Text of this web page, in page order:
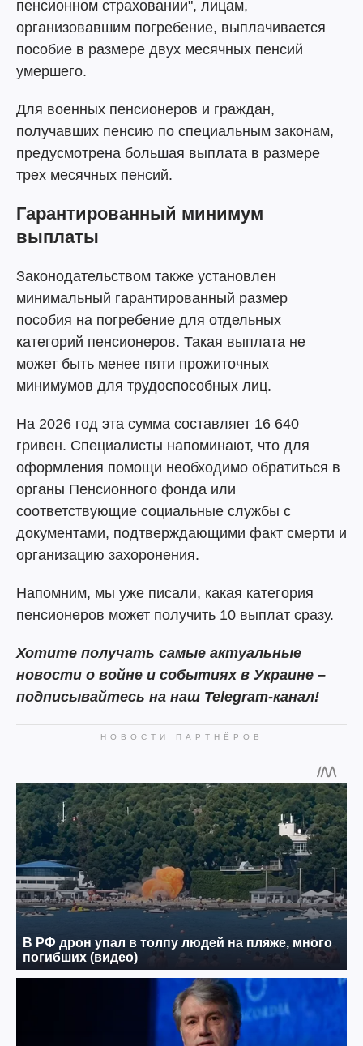
пенсионном страховании", лицам,
организовавшим погребение, выплачивается
пособие в размере двух месячных пенсий
умершего.
Для военных пенсионеров и граждан,
получавших пенсию по специальным законам,
предусмотрена большая выплата в размере
трех месячных пенсий.
Гарантированный минимум
выплаты
Законодательством также установлен
минимальный гарантированный размер
пособия на погребение для отдельных
категорий пенсионеров. Такая выплата не
может быть менее пяти прожиточных
минимумов для трудоспособных лиц.
На 2026 год эта сумма составляет 16 640
гривен. Специалисты напоминают, что для
оформления помощи необходимо обратиться в
органы Пенсионного фонда или
соответствующие социальные службы с
документами, подтверждающими факт смерти и
организацию захоронения.
Напомним, мы уже писали, какая категория
пенсионеров может получить 10 выплат сразу.
Хотите получать самые актуальные
новости о войне и событиях в Украине –
подписывайтесь на наш Telegram-канал!